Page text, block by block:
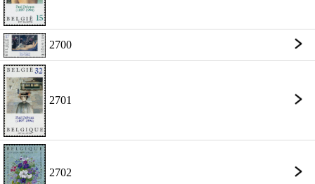
2700
2701
2702